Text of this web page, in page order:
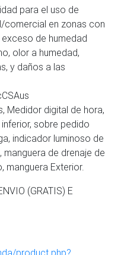
para el uso de
comercial en zonas con
de humedad
olor a humedad,
y daños a las
Medidor digital de hora,
sobre pedido
indicador luminoso de
manguera de drenaje de
manguera Exterior.
(GRATIS) E
product.php?